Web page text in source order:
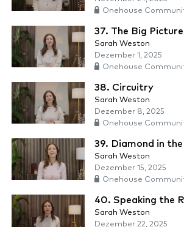
Onehouse
37. The Big Picture
Sarah Weston
Dezember 1, 2025
Onehouse
38. Circuitry
Sarah Weston
Dezember 8, 2025
Onehouse
39. Diamond in the
Sarah Weston
Dezember 15, 2025
Onehouse
40. Speaking the
Sarah Weston
Dezember 22, 2025